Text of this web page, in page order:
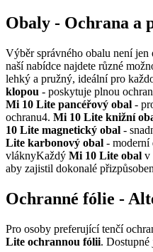
Obaly - Ochrana a
Výběr správného obalu není
naší nabídce najdete různé
lehký a pružný, ideální pro
klopou - poskytuje plnou
Mi 10 Lite pancéřový obal -
ochranu4. Mi 10 Lite knižní
10 Lite magnetický obal -
Lite karbonový obal - moderní
vláknyKaždý Mi 10 Lite obal v
aby zajistil dokonalé
Ochranné fólie -
Pro osoby preferující tenčí
Lite ochrannou fólii.